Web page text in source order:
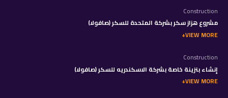
Construction
مشروع هزاز سكر بشركة المتحدة للسكر (صافولا)
VIEW MORE
Construction
إنشاء بنزينة خاصة بشركة الاسكندريه للسكر (صافولا)
VIEW MORE